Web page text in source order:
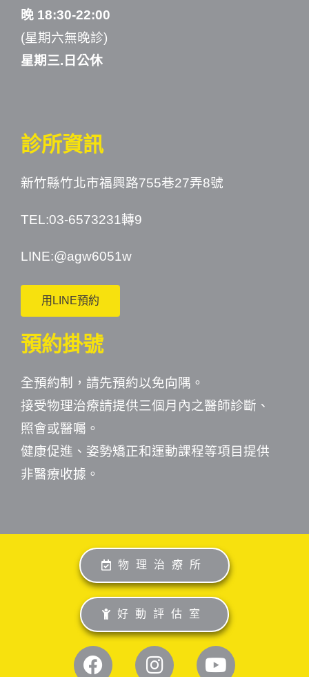
晚 18:30-22:00
(星期六無晚診)
星期三.日公休
診所資訊
新竹縣竹北市福興路755巷27弄8號
TEL:03-6573231轉9
LINE:@agw6051w
用LINE預約
預約掛號
全預約制，請先預約以免向隅。
接受物理治療請提供三個月內之醫師診斷、
照會或醫囑。
健康促進、姿勢矯正和運動課程等項目提供
非醫療收據。
物理治療所
好動評估室